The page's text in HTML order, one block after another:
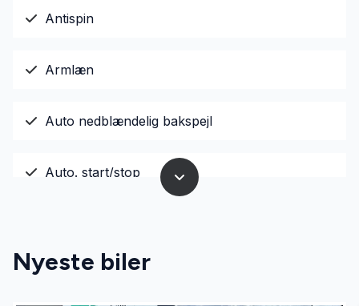
Antispin
Armlæn
Auto nedblændelig bakspejl
Auto. start/stop
Automatisk lys
Nyeste biler